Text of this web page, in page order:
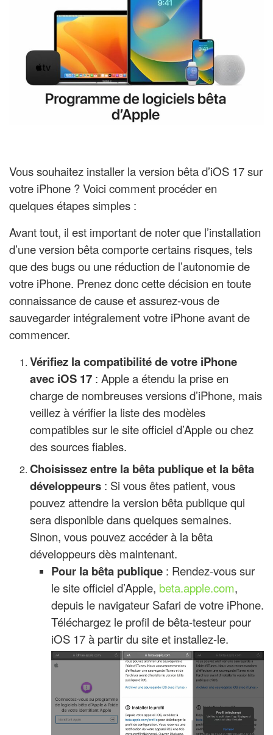
Vous souhaitez installer la version bêta d’iOS 17 sur
votre iPhone ? Voici comment procéder en
quelques étapes simples :
Avant tout, il est important de noter que l’installation
d’une version bêta comporte certains risques, tels
que des bugs ou une réduction de l’autonomie de
votre iPhone. Prenez donc cette décision en toute
connaissance de cause et assurez-vous de
sauvegarder intégralement votre iPhone avant de
commencer.
Vérifiez la compatibilité de votre iPhone
avec iOS 17 : Apple a étendu la prise en
charge de nombreuses versions d’iPhone, mais
veillez à vérifier la liste des modèles
compatibles sur le site officiel d’Apple ou chez
des sources fiables.
Choisissez entre la bêta publique et la bêta
développeurs : Si vous êtes patient, vous
pouvez attendre la version bêta publique qui
sera disponible dans quelques semaines.
Sinon, vous pouvez accéder à la bêta
développeurs dès maintenant.
Pour la bêta publique: Rendez-vous sur
le site officiel d’Apple, beta.apple.com,
depuis le navigateur Safari de votre iPhone.
Téléchargez le profil de bêta-testeur pour
iOS 17 à partir du site et installez-le.